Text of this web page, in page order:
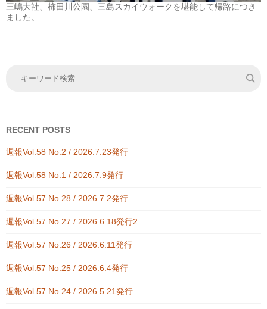
三嶋大社、柿田川公園、三島スカイウォークを堪能して帰路につき
ました。
RECENT POSTS
週報Vol.58 No.2 / 2026.7.23発行
週報Vol.58 No.1 / 2026.7.9発行
週報Vol.57 No.28 / 2026.7.2発行
週報Vol.57 No.27 / 2026.6.18発行2
週報Vol.57 No.26 / 2026.6.11発行
週報Vol.57 No.25 / 2026.6.4発行
週報Vol.57 No.24 / 2026.5.21発行